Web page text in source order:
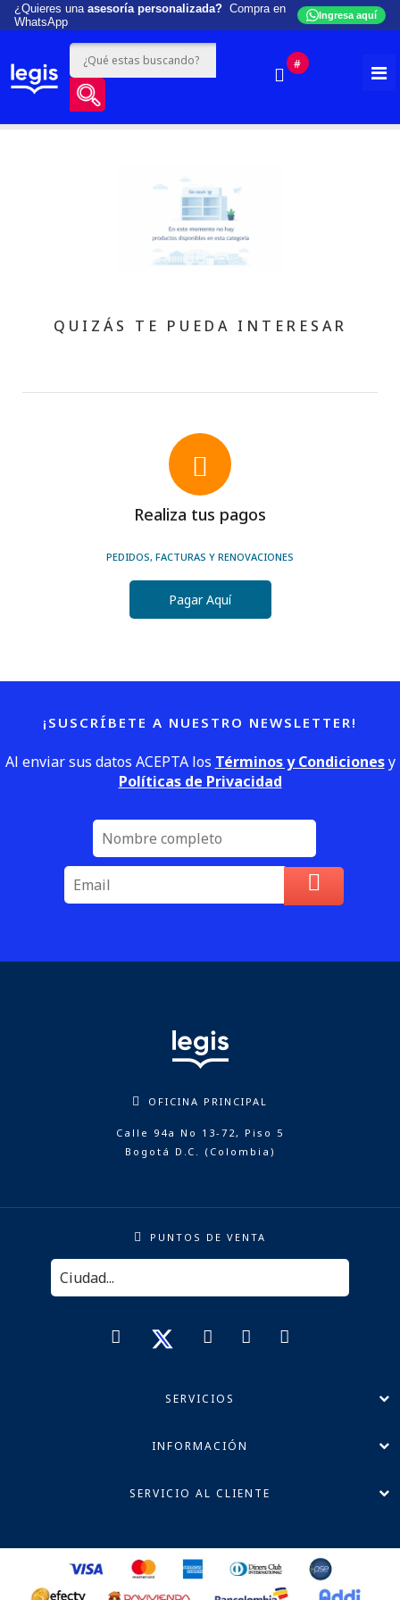
¿Quieres una asesoría personalizada? Compra en
WhatsApp
Ingresa aquí
#
QUIZÁS TE PUEDA INTERESAR
Realiza tus pagos
PEDIDOS, FACTURAS Y RENOVACIONES
Pagar Aquí
¡SUSCRÍBETE A NUESTRO NEWSLETTER!
Al enviar sus datos ACEPTA los Términos y Condicionesy
Políticas de Privacidad
OFICINA PRINCIPAL
Calle 94a No 13-72, Piso 5
Bogotá D.C. (Colombia)
PUNTOS DE VENTA
SERVICIOS
INFORMACIÓN
SERVICIO AL CLIENTE